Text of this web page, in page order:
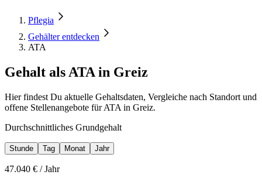
Pflegia
Gehälter entdecken
ATA
Gehalt als ATA in Greiz
Hier findest Du aktuelle Gehaltsdaten, Vergleiche nach Standort und
offene Stellenangebote für ATA in Greiz.
Durchschnittliches Grundgehalt
Stunde Tag Monat Jahr
47.040 € /Jahr